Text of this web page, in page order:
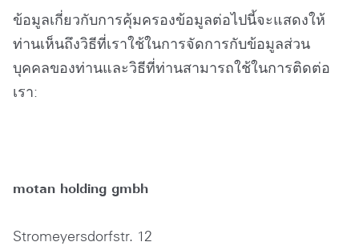
ข้อมูลเกี่ยวกับการคุ้มครองข้อมูลต่อไปนี้จะแสดงให้
ท่านเห็นถึงวิธีที่เราใช้ในการจัดการกับข้อมูลส่วน
บุคคลของท่านและวิธีที่ท่านสามารถใช้ในการติดต่อ
เรา:
motan holding gmbh
Stromeyersdorfstr. 12